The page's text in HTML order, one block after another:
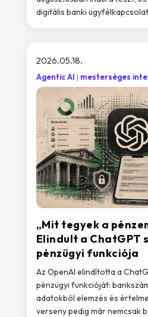
digitális banki
„Mit tegyek a
Elindult a ChatGPT
pénzügyi funkciója
2026.05.18.
Agentic AI mesterséges
Az OpenAI elindította a
pénzügyi funkcióját:
adatokból elemzés és
verseny pedig már nemcsak